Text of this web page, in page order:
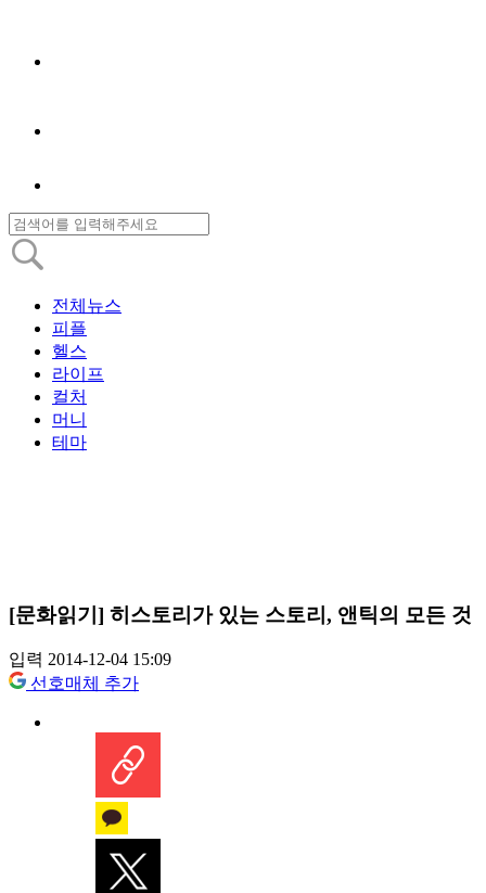
전체뉴스
피플
헬스
라이프
컬처
머니
테마
[문화읽기] 히스토리가 있는 스토리, 앤틱의 모든 것
입력 2014-12-04 15:09
선호매체 추가